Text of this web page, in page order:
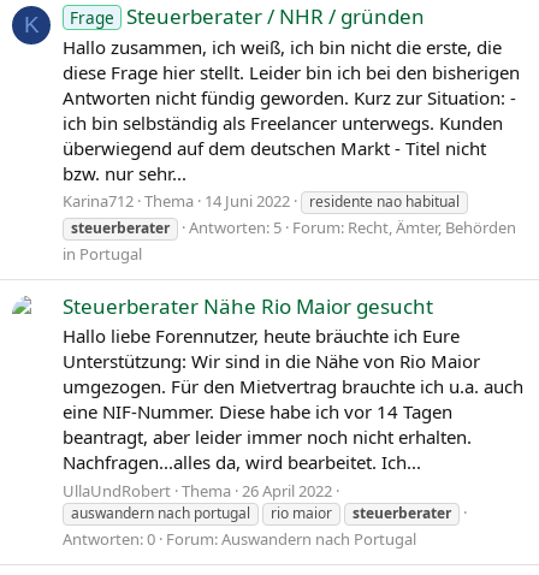
K Frage Steuerberater / NHR / gründen
Hallo zusammen, ich weiß, ich bin nicht die erste, die
diese Frage hier stellt. Leider bin ich bei den bisherigen
Antworten nicht fündig geworden. Kurz zur Situation: -
ich bin selbständig als Freelancer unterwegs. Kunden
überwiegend auf dem deutschen Markt - Titel nicht
bzw. nur sehr...
Karina712 Thema 14 Juni 2022
residente nao habitual
steuerberater
Antworten: 5 Forum: Recht, Ämter, Behörden
in Portugal
Steuerberater Nähe Rio Maior gesucht
Hallo liebe Forennutzer, heute bräuchte ich Eure
Unterstützung: Wir sind in die Nähe von Rio Maior
umgezogen. Für den Mietvertrag brauchte ich u.a. auch
eine NIF-Nummer. Diese habe ich vor 14 Tagen
beantragt, aber leider immer noch nicht erhalten.
Nachfragen...alles da, wird bearbeitet. Ich...
UllaUndRobert Thema 26 April 2022
auswandern nach portugal rio maior steuerberater
Antworten: 0 Forum:Auswandern nach Portugal